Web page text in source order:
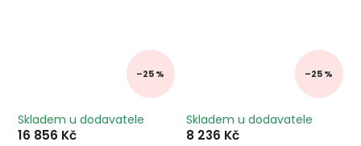
–25 %
Skladem u dodavatele
16 856 Kč
–25 %
Skladem u dodavatele
8 236 Kč